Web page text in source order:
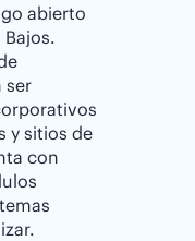
abierto
ser
y sitios de
con